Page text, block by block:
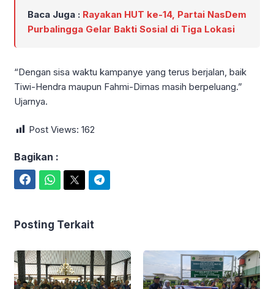
Baca Juga : Rayakan HUT ke-14, Partai NasDem
Purbalingga Gelar Bakti Sosial di Tiga Lokasi
“Dengan sisa waktu kampanye yang terus berjalan, baik
Tiwi-Hendra maupun Fahmi-Dimas masih berpeluang.”
Ujarnya.
Post Views: 162
Bagikan :
Posting Terkait